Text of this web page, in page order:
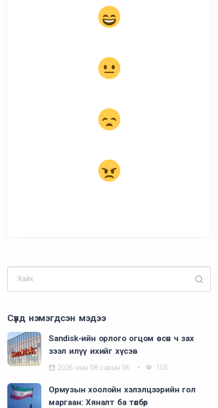
Хайх
Сүүлд нэмэгдсэн мэдээ
Sandisk-ийн орлого огцом өссөн ч зах
зээл илүү ихийг хүсэв
2026 оны 08 сарын 06 105
Ормузын хоолойн хэлэлцээрийн гол
маргаан: Хяналт ба төлбөр